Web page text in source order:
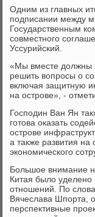
Одним из главных
подписании между
Государственным
совместного
Уссурийский.
«Мы вместе должны
решить вопросы о
включая защитную
на острове», -
Господин Ван Ян
готова оказать
острове
а также развития на
экономического
Большое внимание
Китая было уделено
отношений. По
Вячеслава Шпорта,
перспективные